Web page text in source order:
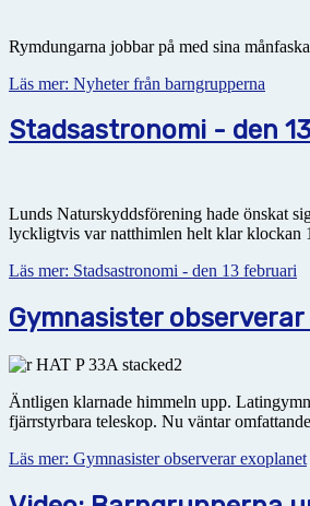
Rymdungarna jobbar på med sina
Läs mer: Nyheter från barngrupperna
Stadsastronomi - den
Lunds Naturskyddsförening hade önskat
lyckligtvis var natthimlen helt klar klockan
Läs mer: Stadsastronomi - den 13 februari
Gymnasister
Äntligen klarnade himmeln upp.
fjärrstyrbara teleskop. Nu väntar
Läs mer: Gymnasister observerar exoplanet